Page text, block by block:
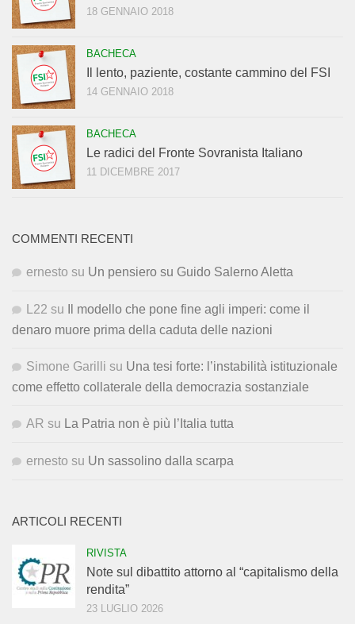
18 GENNAIO 2018
BACHECA
Il lento, paziente, costante cammino del FSI
14 GENNAIO 2018
BACHECA
Le radici del Fronte Sovranista Italiano
11 DICEMBRE 2017
COMMENTI RECENTI
ernesto su Un pensiero su Guido Salerno Aletta
L22 su
Il modello che pone fine agli imperi: come il
denaro muore prima della caduta delle nazioni
Simone Garilli su Una tesi forte: l’instabilità istituzionale
come effetto collaterale della democrazia sostanziale
AR su La Patria non è più l’Italia tutta
ernesto su Un sassolino dalla scarpa
ARTICOLI RECENTI
RIVISTA
Note sul dibattito attorno al “capitalismo della
rendita”
23 LUGLIO 2026